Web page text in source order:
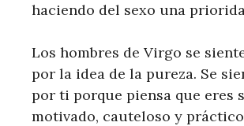
haciendo del sexo una
Los hombres de Virgo se
por la idea de la pureza. Se
por ti porque piensa que eres
motivado, cauteloso y